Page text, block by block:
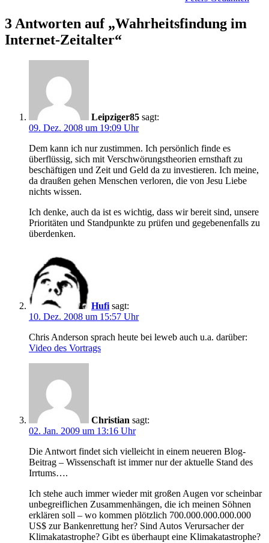
3 Antworten auf „Wahrheitsfindung im
Internet-Zeitalter“
Leipziger85 sagt:
09. Dez. 2008 um 19:09 Uhr
Dem kann ich nur zustimmen. Ich persönlich finde es
überflüssig, sich mit Verschwörungstheorien ernsthaft zu
beschäftigen und Zeit und Geld da zu investieren. Ich meine,
da draußen gehen Menschen verloren, die von Jesu Liebe
nichts wissen.
Ich denke, auch da ist es wichtig, dass wir bereit sind, unsere
Prioritäten und Standpunkte zu prüfen und gegebenenfalls zu
überdenken.
Hufi sagt:
10. Dez. 2008 um 15:57 Uhr
Chris Anderson sprach heute bei leweb auch u.a. darüber:
Video des Vortrags
Christian sagt:
02. Jan. 2009 um 13:16 Uhr
Die Antwort findet sich vielleicht in einem neueren Blog-
Beitrag – Wissenschaft ist immer nur der aktuelle Stand des
Irrtums….
Ich stehe auch immer wieder mit großen Augen vor scheinbar
unbegreiflichen Zusammenhängen, die ich meinen Söhnen
erklären soll – wo kommen plötzlich 700.000.000.000.000
US$ zur Bankenrettung her? Sind Autos Verursacher der
Klimakatastrophe? Gibt es überhaupt eine Klimakatastrophe?